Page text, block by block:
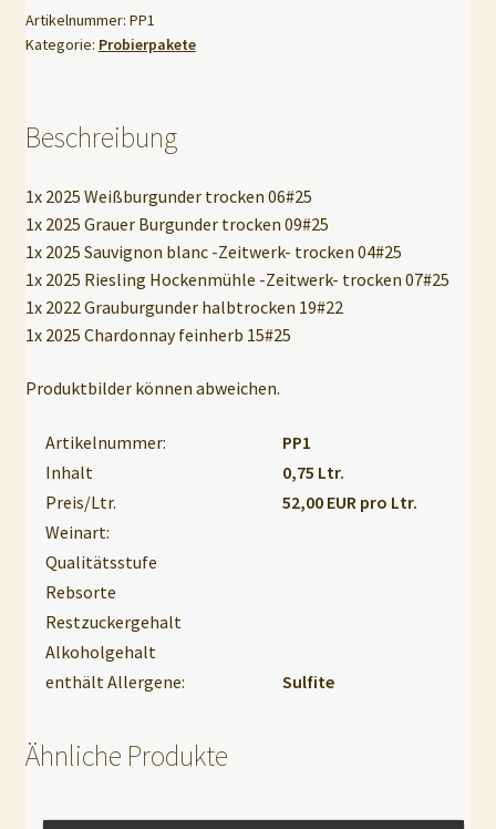
Weißweine
trocken
Menge
t
e
a
t
v
e
:
Artikelnummer: PP1
Kategorie: Probierpakete
Beschreibung
1x 2025 Weißburgunder trocken 06#25
1x 2025 Grauer Burgunder trocken 09#25
1x 2025 Sauvignon blanc -Zeitwerk- trocken 04#25
1x 2025 Riesling Hockenmühle -Zeitwerk- trocken 07#25
1x 2022 Grauburgunder halbtrocken 19#22
1x 2025 Chardonnay feinherb 15#25
Produktbilder können abweichen.
Artikelnummer:
PP1
Inhalt
0,75 Ltr.
Preis/Ltr.
52,00 EUR pro Ltr.
Weinart:
Qualitätsstufe
Rebsorte
Restzuckergehalt
Alkoholgehalt
enthält Allergene:
Sulfite
Ähnliche Produkte